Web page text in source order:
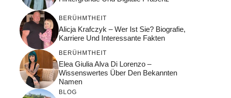
BERÜHMTHEIT
Alicja Krafczyk – Wer Ist Sie? Biografie,
Karriere Und Interessante Fakten
BERÜHMTHEIT
Elea Giulia Alva Di Lorenzo –
Wissenswertes Über Den Bekannten
Namen
BLOG